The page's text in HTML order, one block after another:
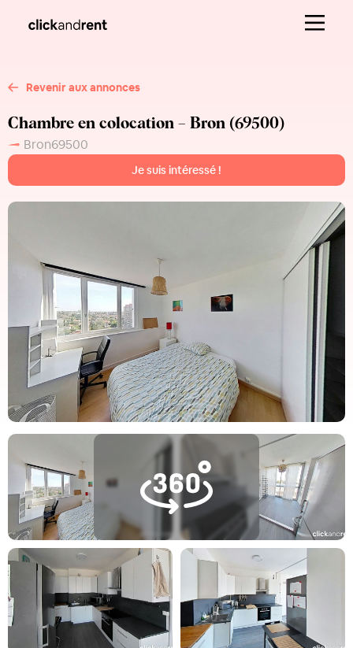
Revenir aux annonces
Chambre en colocation – Bron (69500)
Bron69500
Je suis intéressé !